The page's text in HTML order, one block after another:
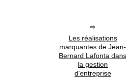
Les réalisations
marquantes de Jean-
Bernard Lafonta
la gestion
d'entreprise